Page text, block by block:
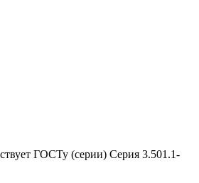
ГОСТу (серии) Серия 3.501.1-